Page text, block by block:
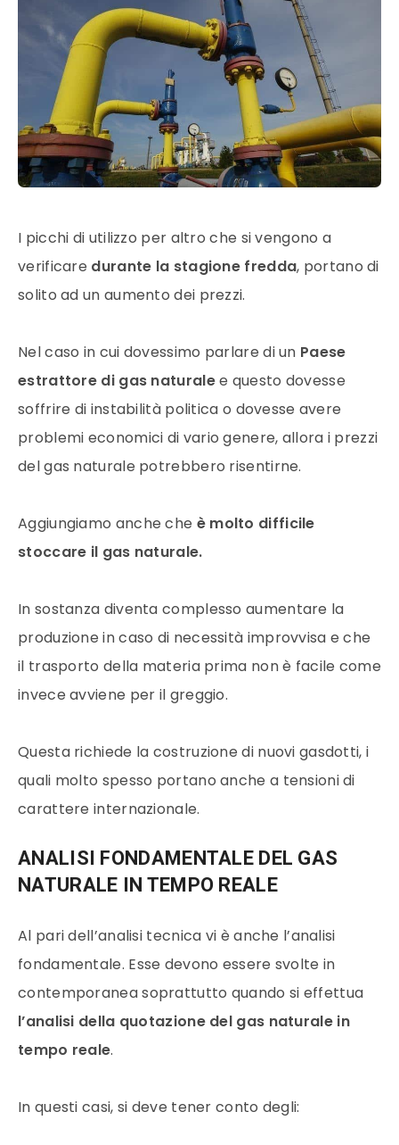
I picchi di utilizzo per altro che si vengono a
verificare durante la stagione fredda, portano di
solito ad un aumento dei prezzi.
Nel caso in cui dovessimo parlare di un Paese
estrattore di gas naturalee questo dovesse
soffrire di instabilità politica o dovesse avere
problemi economici di vario genere, allora i prezzi
del gas naturale potrebbero risentirne.
Aggiungiamo anche che è molto difficile
stoccare il gas naturale.
In sostanza diventa complesso aumentare la
produzione in caso di necessità improvvisa e che
il trasporto della materia prima non è facile come
invece avviene per il greggio.
Questa richiede la costruzione di nuovi gasdotti, i
quali molto spesso portano anche a tensioni di
carattere internazionale.
ANALISI FONDAMENTALE DEL GAS
NATURALE IN TEMPO REALE
Al pari dell’analisi tecnica vi è anche l’analisi
fondamentale. Esse devono essere svolte in
contemporanea soprattutto quando si effettua
l’analisi della quotazione del gas naturale in
tempo reale.
In questi casi, si deve tener conto degli: